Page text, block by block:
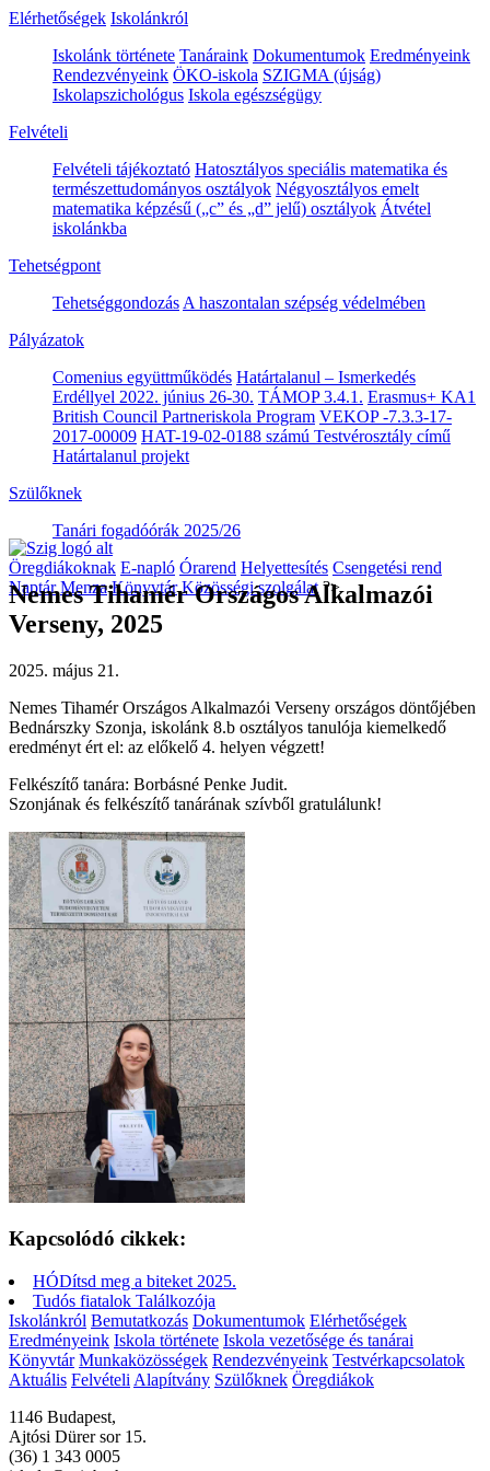
Elérhetőségek Iskolánkról
Iskolánk története Tanáraink Dokumentumok Eredményeink
Rendezvényeink ÖKO-iskola SZIGMA (újság)
Iskolapszichológus Iskola egészségügy
Felvételi
Felvételi tájékoztató Hatosztályos speciális matematika és
természettudományos osztályok Négyosztályos emelt
matematika képzésű („c” és „d” jelű) osztályok Átvétel
iskolánkba
Tehetségpont
Tehetséggondozás A haszontalan szépség védelmében
Pályázatok
Comenius együttműködés Határtalanul – Ismerkedés
Erdéllyel 2022. június 26-30. TÁMOP 3.4.1. Erasmus+ KA1
British Council Partneriskola Program VEKOP -7.3.3-17-
2017-00009 HAT-19-02-0188 számú Testvérosztály című
Határtalanul projekt
Szülőknek
Tanári fogadóórák 2025/26
Öregdiákoknak E-napló Órarend Helyettesítés Csengetési rend
Naptár Menza Könyvtár Közösségi szolgálat ?>
Nemes Tihamér Országos Alkalmazói
Verseny, 2025
2025. május 21.
Nemes Tihamér Országos Alkalmazói Verseny országos döntőjében
Bednárszky Szonja, iskolánk 8.b osztályos tanulója kiemelkedő
eredményt ért el: az előkelő 4. helyen végzett!
Felkészítő tanára: Borbásné Penke Judit.
Szonjának és felkészítő tanárának szívből gratulálunk!
Kapcsolódó cikkek:
HÓDítsd meg a biteket 2025.
Tudós fiatalok Találkozója
Iskolánkról Bemutatkozás Dokumentumok Elérhetőségek
Eredményeink Iskola története Iskola vezetősége és tanárai
Könyvtár Munkaközösségek Rendezvényeink Testvérkapcsolatok
Aktuális Felvételi Alapítvány Szülőknek Öregdiákok
1146 Budapest,
Ajtósi Dürer sor 15.
(36) 1 343 0005